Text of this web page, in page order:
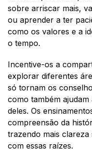
sobre arriscar mais,
ou aprender a ter
como os valores e a
o tempo.
Incentive-os a
explorar diferentes
só tornam os
como também
deles. Os
compreensão da
trazendo mais
com essas raízes.